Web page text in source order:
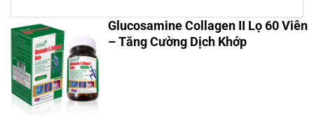
Glucosamine Collagen II Lọ 60 Viên
– Tăng Cường Dịch Khớp